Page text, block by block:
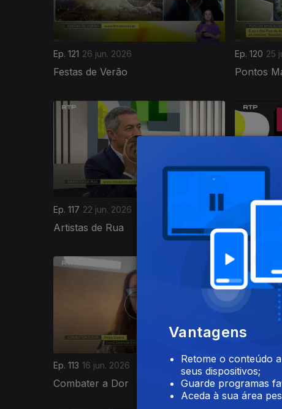
Ep. 121 26 jun. 2026
Festas de Verão
Ep. 120 25
Pontos
Ep. 117 22 jun. 2026
Artistas de Rua Pressão
Ep. 113 16 jun. 2026
Combater a Dor
Ep. 112 15
935317
Vantagens
Retome o conteúdo
seus dispositivos;
Guarde programas
Aceda à sua área